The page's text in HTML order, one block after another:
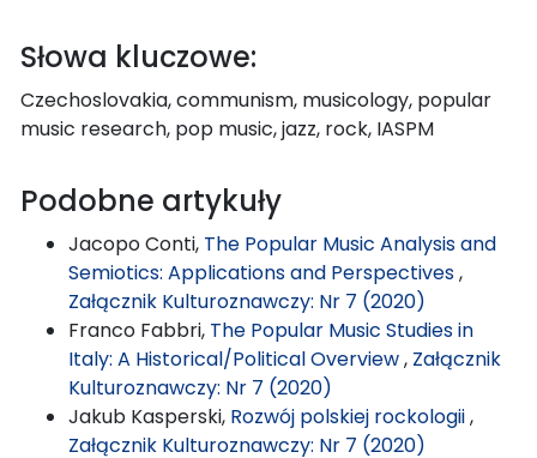
Słowa kluczowe:
Czechoslovakia, communism, musicology, popular
music research, pop music, jazz, rock, IASPM
Podobne artykuły
Jacopo Conti, The Popular Music Analysis and
Semiotics: Applications and Perspectives,
Załącznik Kulturoznawczy: Nr 7 (2020)
Franco Fabbri, The Popular Music Studies in
Italy: A Historical/Political Overview, Załącznik
Kulturoznawczy: Nr 7 (2020)
Jakub Kasperski, Rozwój polskiej rockologii,
Załącznik Kulturoznawczy: Nr 7 (2020)